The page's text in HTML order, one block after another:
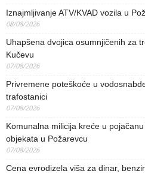
Iznajmljivanje ATV/KVAD vozila u
08/08/2026
Uhapšena dvojica osumnjičenih za
Kučevu
07/08/2026
Privremene poteškoće u
trafostanici
07/08/2026
Komunalna milicija kreće u
objekata u Požarevcu
07/08/2026
Cena evrodizela viša za dinar,